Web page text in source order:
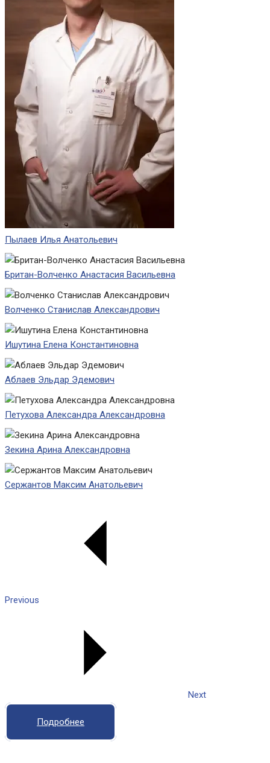
Пылаев Илья Анатольевич
Британ-Волченко Анастасия Васильевна
Волченко Станислав Александрович
Ишутина Елена Константиновна
Аблаев Эльдар Эдемович
Петухова Александра Александровна
Зекина Арина Александровна
Сержантов Максим Анатольевич
Previous
Next
Подробнее